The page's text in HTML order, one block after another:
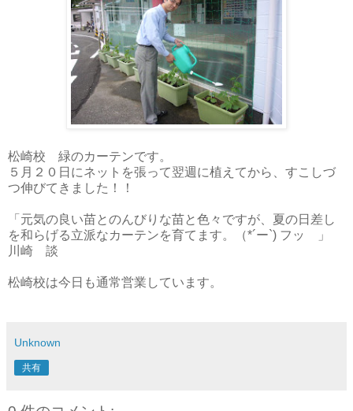
松崎校 緑のカーテンです。
５月２０日にネットを張って翌週に植えてから、すこしづ
つ伸びてきました！！
「元気の良い苗とのんびりな苗と色々ですが、夏の日差し
を和らげる立派なカーテンを育てます。（*´ー`) フッ 」
川崎 談
松崎校は今日も通常営業しています。
Unknown
共有